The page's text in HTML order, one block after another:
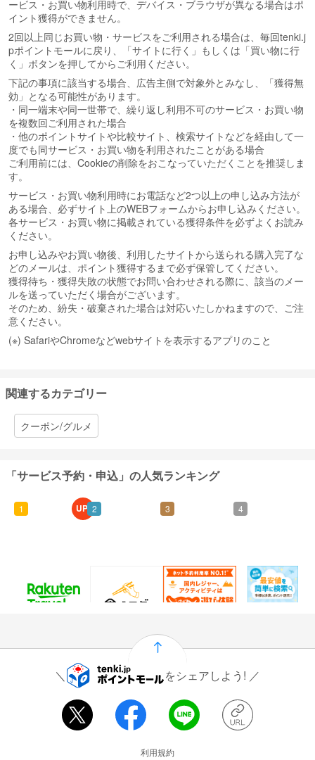
ービス・お買い物利用時で、デバイス・ブラウザが異なる場合はポ
イント獲得ができません。
2回以上同じお買い物・サービスをご利用される場合は、毎回tenki.j
pポイントモールに戻り、「サイトに行く」もしくは「買い物に行
く」ボタンを押してからご利用ください。
下記の事項に該当する場合、広告主側で対象外とみなし、「獲得無
効」となる可能性があります。
・同一端末や同一世帯で、繰り返し利用不可のサービス・お買い物
を複数回ご利用された場合
・他のポイントサイトや比較サイト、検索サイトなどを経由して一
度でも同サービス・お買い物を利用されたことがある場合
ご利用前には、Cookieの削除をおこなっていただくことを推奨しま
す。
サービス・お買い物利用時にお電話など2つ以上の申し込み方法が
ある場合、必ずサイト上のWEBフォームからお申し込みください。
各サービス・お買い物に掲載されている獲得条件を必ずよくお読み
ください。
お申し込みやお買い物後、利用したサイトから送られる購入完了な
どのメールは、ポイント獲得するまで必ず保管してください。
獲得待ち・獲得失敗の状態でお問い合わせされる際に、該当のメー
ルを送っていただく場合がございます。
そのため、紛失・破棄された場合は対応いたしかねますので、ご注
意ください。
(※) SafariやChromeなどwebサイトを表示するアプリのこと
関連するカテゴリー
クーポン/グルメ
「サービス予約・申込」の人気ランキング
UP!
1
通常：50ポイント
2 3
1.5%還元
4
915ポイント
をシェアしよう!
利用規約